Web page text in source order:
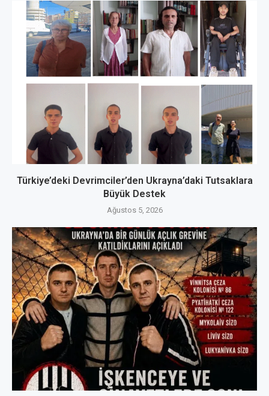
Türkiye’deki Devrimciler’den Ukrayna’daki Tutsaklara
Büyük Destek
Ağustos 5, 2026